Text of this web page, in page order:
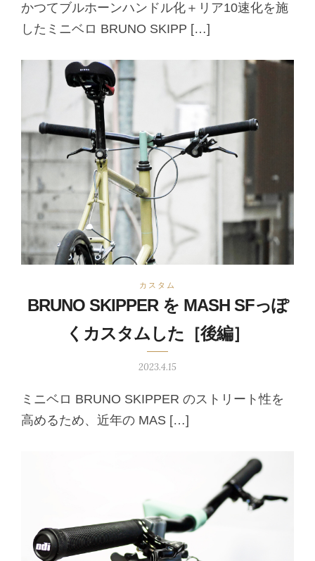
かつてブルホーンハンドル化＋リア10速化を施
したミニベロ BRUNO SKIPP […]
カスタム
BRUNO SKIPPER を MASH SFっぽ
くカスタムした［後編］
2023.4.15
ミニベロ BRUNO SKIPPER のストリート性を
高めるため、近年の MAS […]